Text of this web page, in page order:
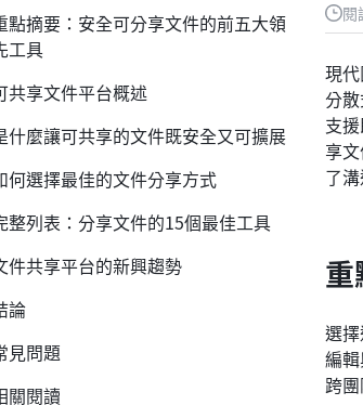
閱
現
分
支
享
了
選
編
跨
點摘要：安全可分享文件的前五大領
工具
共享文件平台概述
什麼讓可共享的文件既安全又可擴展
何選擇最佳的文件分享方式
整列表：分享文件的15個最佳工具
件共享平台的新興趨勢
論
見問題
關閱讀